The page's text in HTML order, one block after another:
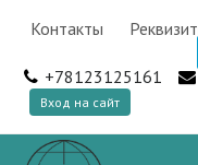
Контакты
+78123125161
Вход на сайт